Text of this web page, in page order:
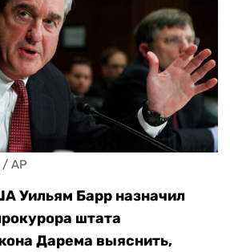
/ AP
Уильям Барр назначил
штата
Дарема выяснить,